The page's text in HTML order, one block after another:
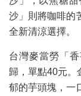
沙」則將咖啡的
全新清涼選擇。
台灣麥當勞「
歸，單點40元。
郁的芋頭塊，一